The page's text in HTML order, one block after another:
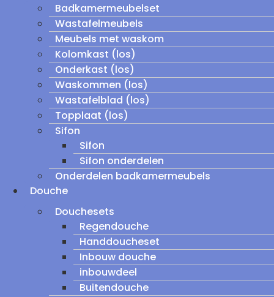
Badkamermeubelset
Wastafelmeubels
Meubels met waskom
Kolomkast (los)
Onderkast (los)
Waskommen (los)
Wastafelblad (los)
Topplaat (los)
Sifon
Sifon
Sifon onderdelen
Onderdelen badkamermeubels
Douche
Douchesets
Regendouche
Handdoucheset
Inbouw douche
inbouwdeel
Buitendouche